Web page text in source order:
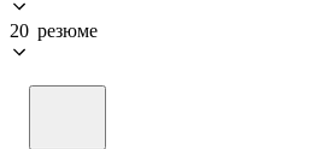
20 резюме